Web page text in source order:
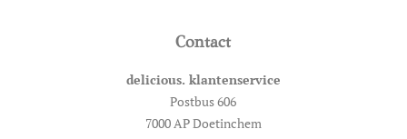
Contact
delicious. klantenservice
Postbus 606
7000 AP Doetinchem